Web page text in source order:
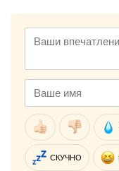
СКУЧНО